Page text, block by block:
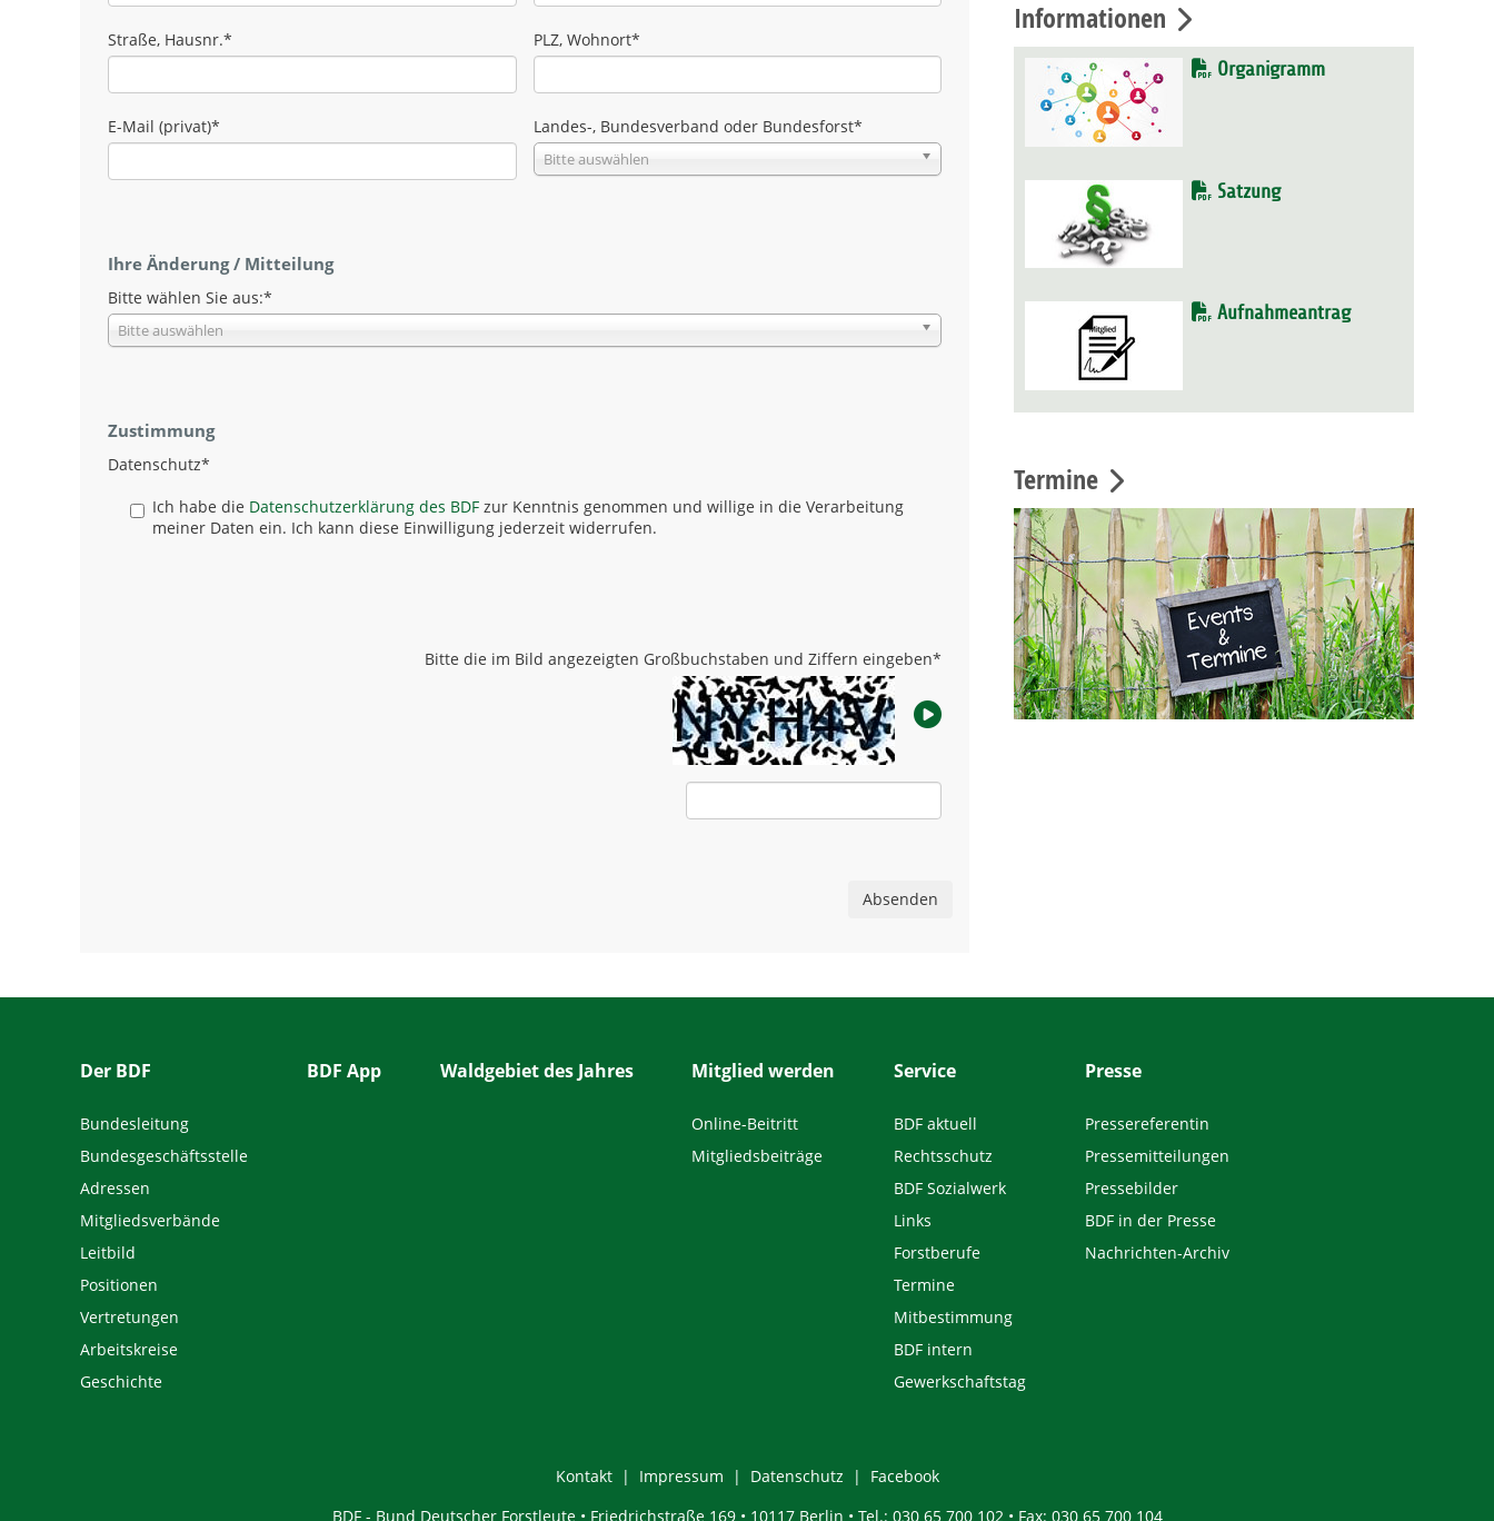
Straße, Hausnr.* PLZ, Wohnort*
E-Mail (privat)* Landes-, Bundesverband oder Bundesforst*
Bitte auswählen
Ihre Änderung / Mitteilung
Bitte wählen Sie aus:*
Bitte auswählen
Zustimmung
Datenschutz*
Ich habe die Datenschutzerklärung des BDF zur Kenntnis genommen und willige in die Verarbeitung
meiner Daten ein. Ich kann diese Einwilligung jederzeit widerrufen.
Bitte die im Bild angezeigten Großbuchstaben und Ziffern eingeben*
Absenden
Informationen
Organigramm
Satzung
Aufnahmeantrag
Termine
Der BDF
Bundesleitung
Bundesgeschäftsstelle
Adressen
Mitgliedsverbände
Leitbild
Positionen
Vertretungen
Arbeitskreise
Geschichte
BDF App Waldgebiet des Jahres Mitglied werden
Online-Beitritt
Mitgliedsbeiträge
Service
BDF aktuell
Rechtsschutz
BDF Sozialwerk
Links
Forstberufe
Termine
Mitbestimmung
BDF intern
Gewerkschaftstag
Presse
Pressereferentin
Pressemitteilungen
Pressebilder
BDF in der Presse
Nachrichten-Archiv
Kontakt Impressum Datenschutz
Facebook
BDF - Bund Deutscher Forstleute • Friedrichstraße 169 • 10117 Berlin • Tel.: 030 65 700 102 • Fax: 030 65 700 104